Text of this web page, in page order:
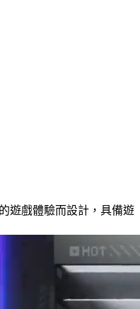
遊戲體驗而設計，具備遊